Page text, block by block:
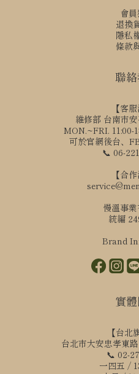
會
退換
隱私
條款
聯
【客
維修部 台南市
MON.~FRI. 11:00-
可於官網後台、
📞 06-
【合
慢溫事
統編
Brand
實
【台北
台北市大安忠孝東
📞 02-
一四五 /